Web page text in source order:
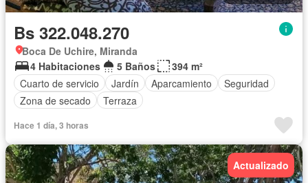
Bs 322.048.270
Boca De Uchire, Miranda
4 Habitaciones
5 Baños
394 m²
Cuarto de servicio
Jardín Aparcamiento
Seguridad
Zona de secado
Terraza
Hace 1 día, 3 horas
Actualizado